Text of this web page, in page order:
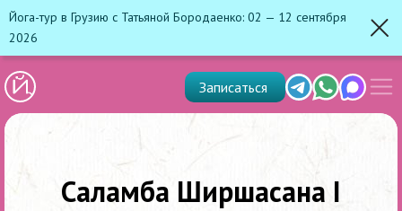
Йога-тур в Грузию с Татьяной Бородаенко: 02 — 12 сентября
2026
TelegramWhats'app
Max
Записаться
меню
Саламба Ширшасана I